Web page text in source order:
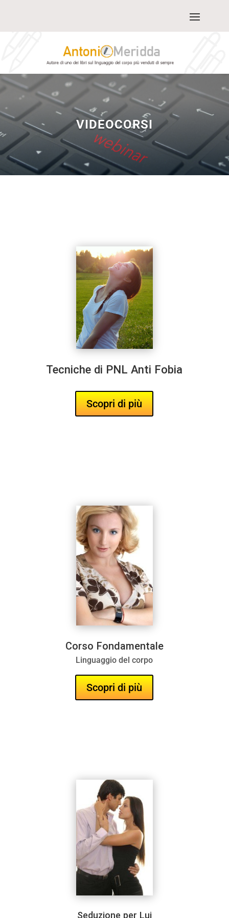
VIDEOCORSI
Tecniche di PNL Anti Fobia
Scopri di più
Tecniche di PNL Anti Fobia
Scopri di più
Corso Fondamentale
Linguaggio del corpo
Scopri di più
Corso Fondamentale
Linguaggio del corpo
Scopri di più
Seduzione per Lui
Seduzione per Lui